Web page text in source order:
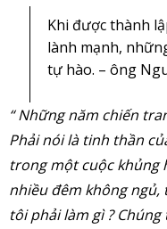
Khi được thành
lành mạnh,
tự hào. – ông
“ Những năm chiến
Phải nói là tinh thần
trong một cuộc khủng
nhiều đêm không ngủ,
tôi phải làm gì ?